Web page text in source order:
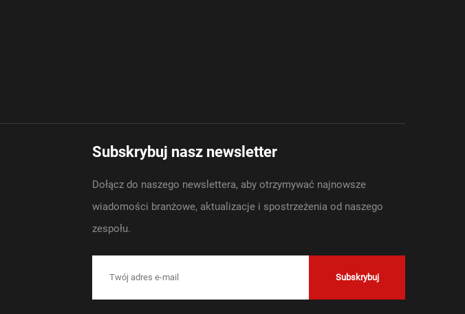
Subskrybuj nasz newsletter
Dołącz do naszego newslettera, aby otrzymywać najnowsze
wiadomości branżowe, aktualizacje i spostrzeżenia od naszego
zespołu.
Subskrybuj